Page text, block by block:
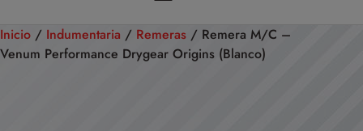
Inicio / Indumentaria / Remeras / Remera M/C –
Venum Performance Drygear Origins (Blanco)